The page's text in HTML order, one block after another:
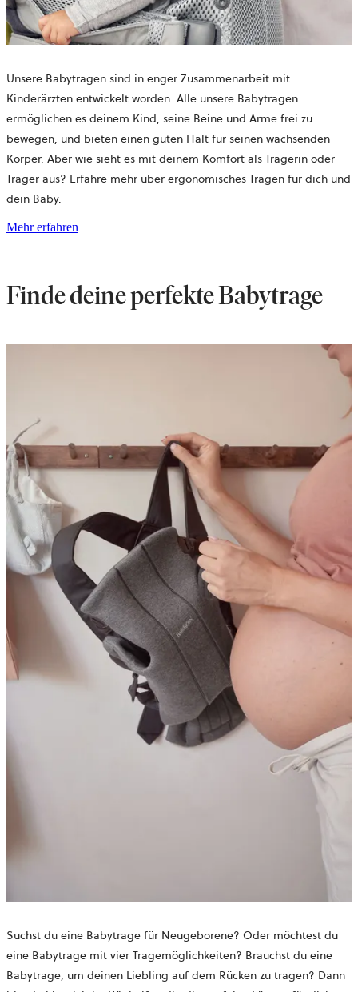
Unsere Babytragen sind in enger Zusammenarbeit mit
Kinderärzten entwickelt worden. Alle unsere Babytragen
ermöglichen es deinem Kind, seine Beine und Arme frei zu
bewegen, und bieten einen guten Halt für seinen wachsenden
Körper. Aber wie sieht es mit deinem Komfort als Trägerin oder
Träger aus? Erfahre mehr über ergonomisches Tragen für dich und
dein Baby.
Mehr erfahren
Finde deine perfekte Babytrage
Suchst du eine Babytrage für Neugeborene? Oder möchtest du
eine Babytrage mit vier Tragemöglichkeiten? Brauchst du eine
Babytrage, um deinen Liebling auf dem Rücken zu tragen? Dann